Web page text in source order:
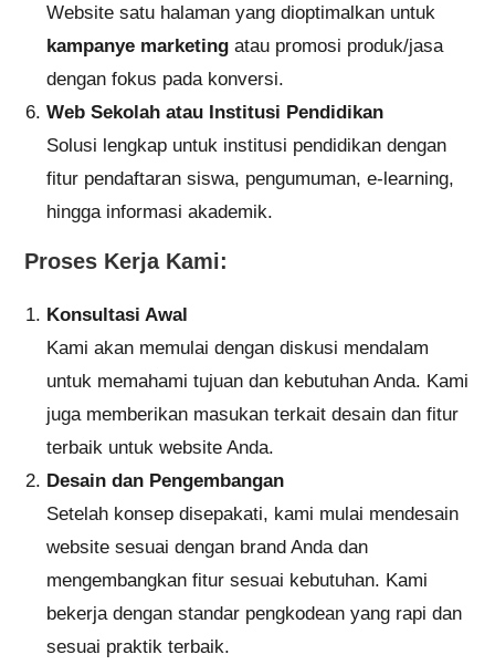
Website satu halaman yang dioptimalkan untuk
kampanye marketing atau promosi produk/jasa
dengan fokus pada konversi.
Web Sekolah atau Institusi Pendidikan
Solusi lengkap untuk institusi pendidikan dengan
fitur pendaftaran siswa, pengumuman, e-learning,
hingga informasi akademik.
Proses Kerja Kami:
Konsultasi Awal
Kami akan memulai dengan diskusi mendalam
untuk memahami tujuan dan kebutuhan Anda. Kami
juga memberikan masukan terkait desain dan fitur
terbaik untuk website Anda.
Desain dan Pengembangan
Setelah konsep disepakati, kami mulai mendesain
website sesuai dengan brand Anda dan
mengembangkan fitur sesuai kebutuhan. Kami
bekerja dengan standar pengkodean yang rapi dan
sesuai praktik terbaik.